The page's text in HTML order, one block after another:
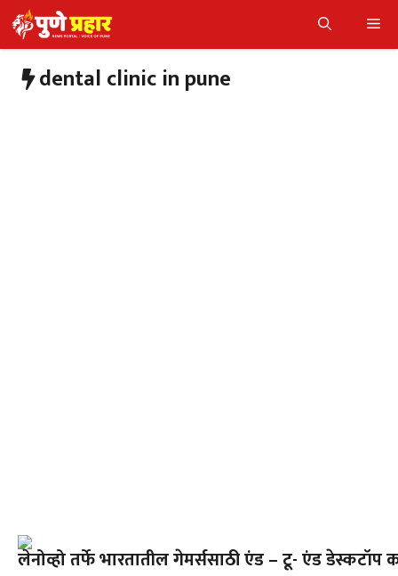
Skip
to
contentdental clinic in pune
लेनोव्हो तर्फे भारतातील गेमर्ससाठी एंड – टू- एंड